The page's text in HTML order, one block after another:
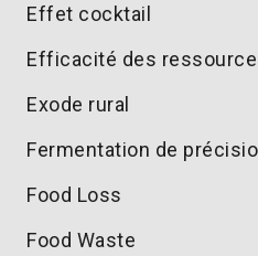
Effet cocktail
Efficacité des
Exode rural
Fermentation de
Food Loss
Food Waste